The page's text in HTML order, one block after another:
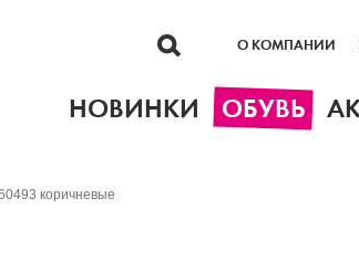
О КОМПАНИИ
НОВИНКИ ОБУВЬ
коричневые